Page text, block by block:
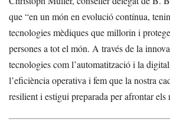
que “en un món en evolució contínua,
tecnologies mèdiques que millorin i
persones a tot el món. A través de la
tecnologies com l’automatització i la
l’eficiència operativa i fem que la nostra
resilient i estigui preparada per afrontar els